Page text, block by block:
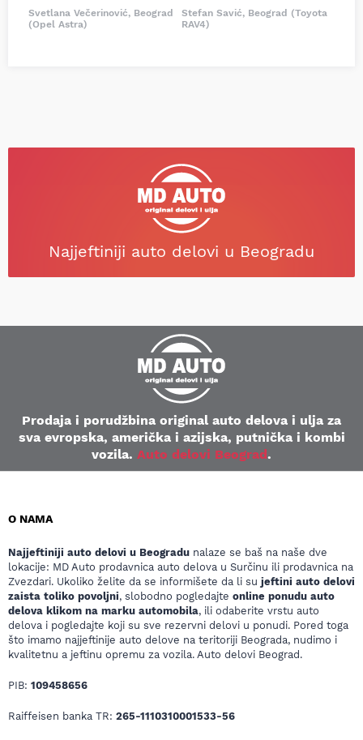
Svetlana Večerinović, Beograd
(Opel Astra)
Stefan Savić, Beograd (Toyota
RAV4)
Najjeftiniji auto delovi u Beogradu
Prodaja i porudžbina original auto delova i ulja za
sva evropska, američka i azijska, putnička i kombi
vozila. Auto delovi Beograd.
O NAMA
Najjeftiniji auto delovi u Beogradu nalaze se baš na naše dve
lokacije: MD Auto prodavnica auto delova u Surčinu ili prodavnica na
Zvezdari. Ukoliko želite da se informišete da li su jeftini auto delovi
zaista toliko povoljni, slobodno pogledajte online ponudu auto
delova klikom na marku automobila, ili odaberite vrstu auto
delova i pogledajte koji su sve rezervni delovi u ponudi. Pored toga
što imamo najjeftinije auto delove na teritoriji Beograda, nudimo i
kvalitetnu a jeftinu opremu za vozila. Auto delovi Beograd.
PIB: 109458656
Raiffeisen banka TR: 265-1110310001533-56